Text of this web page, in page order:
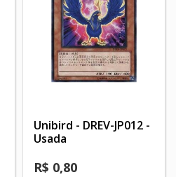
Unibird - DREV-JP012 -
Usada
R$ 0,80